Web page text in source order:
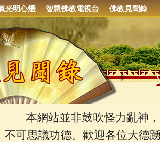
光明心燈 智慧佛教電視台 佛教見聞錄
本網站並非鼓吹怪力亂神，
不可思議功德。歡迎各位大德